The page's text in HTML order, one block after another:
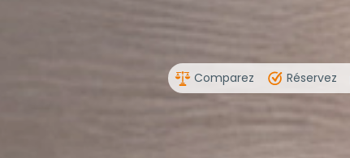
Comparez Réservez